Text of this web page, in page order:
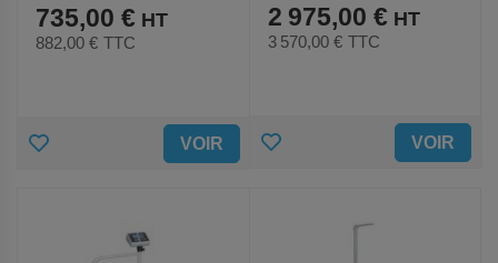
735,00 €
882,00 € TTC
AJOUTER VOIR
2 975,00 €
3 570,00 € TTC
AJOUTER VOIR